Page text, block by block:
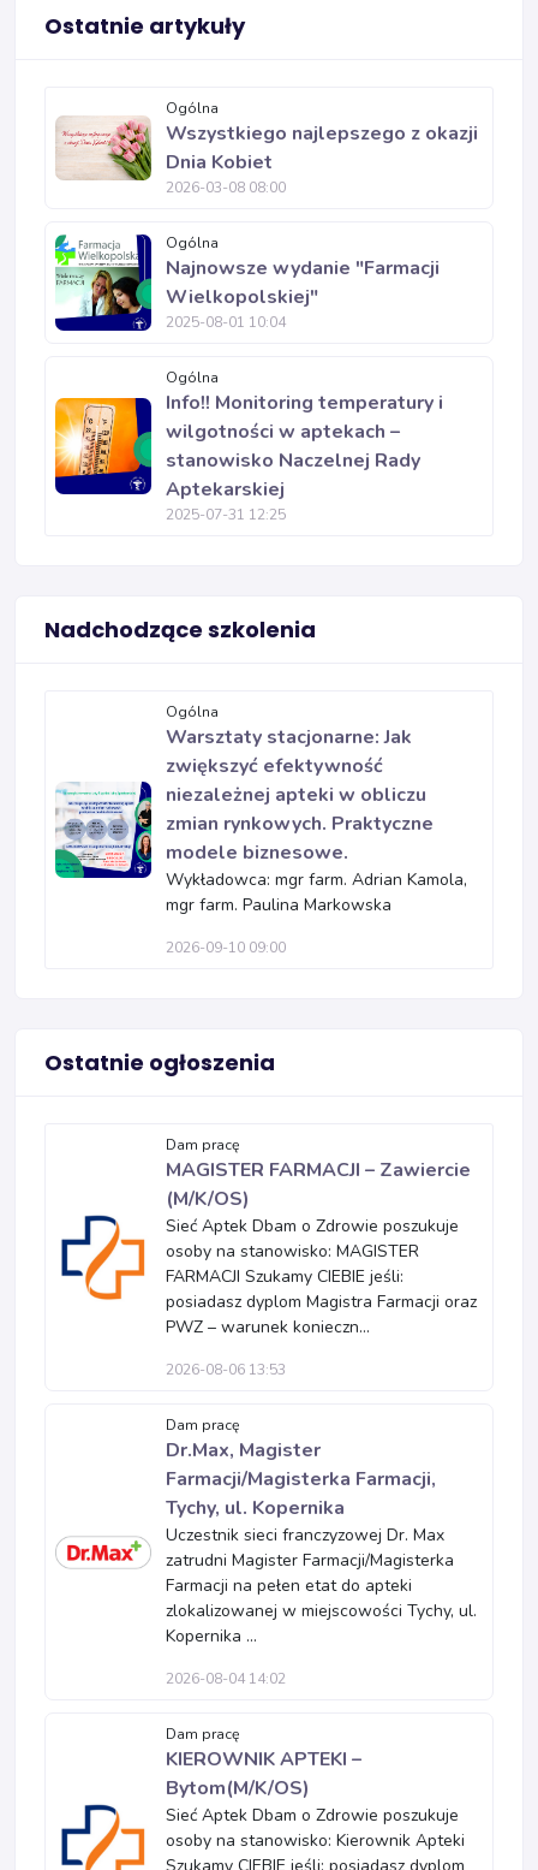
Ostatnie artykuły
Ogólna
Wszystkiego najlepszego z okazji
Dnia Kobiet
2026-03-08 08:00
Ogólna
Najnowsze wydanie "Farmacji
Wielkopolskiej"
2025-08-01 10:04
Ogólna
Info!! Monitoring temperatury i
wilgotności w aptekach –
stanowisko Naczelnej Rady
Aptekarskiej
2025-07-31 12:25
Nadchodzące szkolenia
Ogólna
Warsztaty stacjonarne: Jak
zwiększyć efektywność
niezależnej apteki w obliczu
zmian rynkowych. Praktyczne
modele biznesowe.
Wykładowca: mgr farm. Adrian Kamola,
mgr farm. Paulina Markowska
2026-09-10 09:00
Ostatnie ogłoszenia
Dam pracę
MAGISTER FARMACJI – Zawiercie
(M/K/OS)
Sieć Aptek Dbam o Zdrowie poszukuje
osoby na stanowisko: MAGISTER
FARMACJI Szukamy CIEBIE jeśli:
posiadasz dyplom Magistra Farmacji oraz
PWZ – warunek konieczn...
2026-08-06 13:53
Dam pracę
Dr.Max, Magister
Farmacji/Magisterka Farmacji,
Tychy, ul. Kopernika
Uczestnik sieci franczyzowej Dr. Max
zatrudni Magister Farmacji/Magisterka
Farmacji na pełen etat do apteki
zlokalizowanej w miejscowości Tychy, ul.
Kopernika ...
2026-08-04 14:02
Dam pracę
KIEROWNIK APTEKI –
Bytom(M/K/OS)
Sieć Aptek Dbam o Zdrowie poszukuje
osoby na stanowisko: Kierownik Apteki